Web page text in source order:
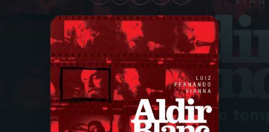
A RÁDIO
PROGRAMAÇÃO
PROGRAMAS